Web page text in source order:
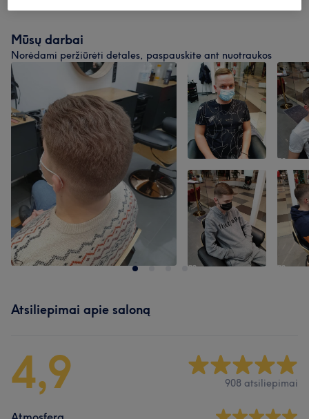
Mūsų darbai
Norėdami peržiūrėti detales, paspauskite ant nuotraukos
Atsiliepimai apie saloną
4,9 908 atsiliepimai